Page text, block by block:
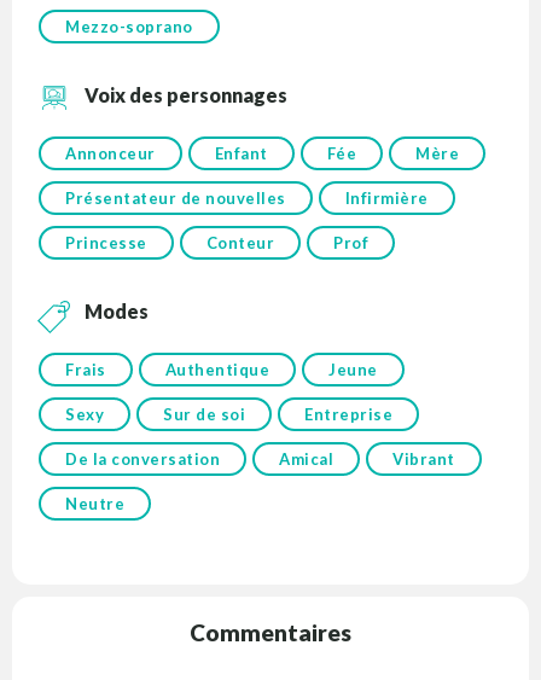
Mezzo-soprano
Voix des personnages
Annonceur Enfant Fée Mère
Présentateur de nouvelles Infirmière
Princesse Conteur Prof
Modes
Frais Authentique Jeune
Sexy Sur de soi Entreprise
De la conversation Amical Vibrant
Neutre
Commentaires